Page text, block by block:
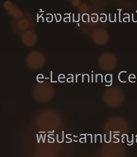
ห้องสมุดออนไล
e-Learning
พิธีประสาทปริ